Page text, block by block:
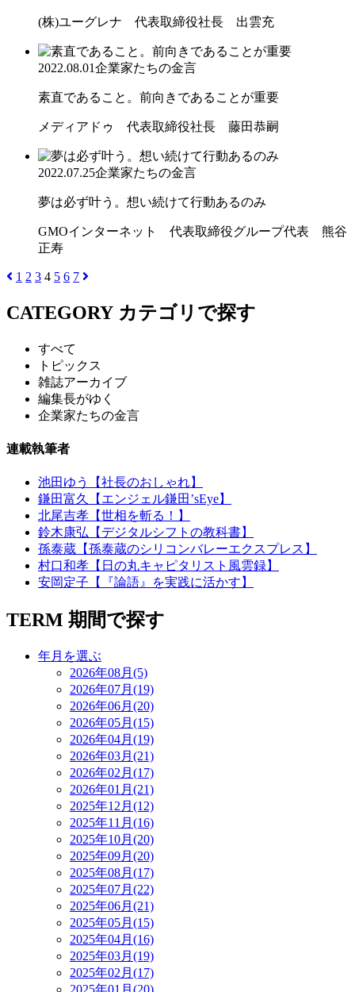
(株)ユーグレナ 代表取締役社長 出雲充
2022.08.01企業家たちの金言
素直であること。前向きであることが重要
メディアドゥ 代表取締役社長 藤田恭嗣
2022.07.25企業家たちの金言
夢は必ず叶う。想い続けて行動あるのみ
GMOインターネット 代表取締役グループ代表 熊谷
正寿
1 2 3 4 5 6 7
CATEGORY カテゴリで探す
すべて
トピックス
雑誌アーカイブ
編集長がゆく
企業家たちの金言
連載執筆者
池田ゆう【社長のおしゃれ】
鎌田富久【エンジェル鎌田’sEye】
北尾吉孝【世相を斬る！】
鈴木康弘【デジタルシフトの教科書】
孫泰蔵【孫泰蔵のシリコンバレーエクスプレス】
村口和孝【日の丸キャピタリスト風雲録】
安岡定子【『論語』を実践に活かす】
TERM 期間で探す
年月を選ぶ
2026年08月(5)
2026年07月(19)
2026年06月(20)
2026年05月(15)
2026年04月(19)
2026年03月(21)
2026年02月(17)
2026年01月(21)
2025年12月(12)
2025年11月(16)
2025年10月(20)
2025年09月(20)
2025年08月(17)
2025年07月(22)
2025年06月(21)
2025年05月(15)
2025年04月(16)
2025年03月(19)
2025年02月(17)
2025年01月(20)